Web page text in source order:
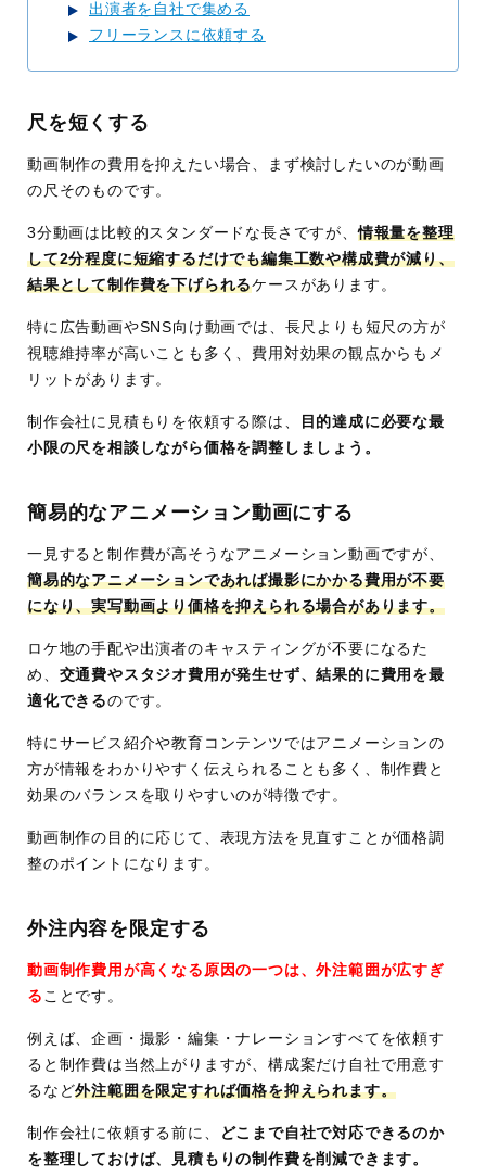
出演者を自社で集める
フリーランスに依頼する
尺を短くする
動画制作の費用を抑えたい場合、まず検討したいのが動画
の尺そのものです。
3分動画は比較的スタンダードな長さですが、情報量を整理
して2分程度に短縮するだけでも編集工数や構成費が減り、
結果として制作費を下げられるケースがあります。
特に広告動画やSNS向け動画では、長尺よりも短尺の方が
視聴維持率が高いことも多く、費用対効果の観点からもメ
リットがあります。
制作会社に見積もりを依頼する際は、
目的達成に必要な最
小限の尺を相談しながら価格を調整しましょう。
簡易的なアニメーション動画にする
一見すると制作費が高そうなアニメーション動画ですが、
簡易的なアニメーションであれば撮影にかかる費用が不要
になり、実写動画より価格を抑えられる場合があります。
ロケ地の手配や出演者のキャスティングが不要になるた
め、 交通費やスタジオ費用が発生せず、結果的に費用を最
適化できるのです。
特にサービス紹介や教育コンテンツではアニメーションの
方が情報をわかりやすく伝えられることも多く、制作費と
効果のバランスを取りやすいのが特徴です。
動画制作の目的に応じて、表現方法を見直すことが価格調
整のポイントになります。
外注内容を限定する
動画制作費用が高くなる原因の一つは、外注範囲が広すぎ
る ことです。
例えば、企画・撮影・編集・ナレーションすべてを依頼す
ると制作費は当然上がりますが、構成案だけ自社で用意す
るなど外注範囲を限定すれば価格を抑えられます。
制作会社に依頼する前に、
どこまで自社で対応できるのか
を整理しておけば、見積もりの制作費を削減できます。